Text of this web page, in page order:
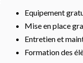
Equipement
Mise en place
Entretien et
Formation des